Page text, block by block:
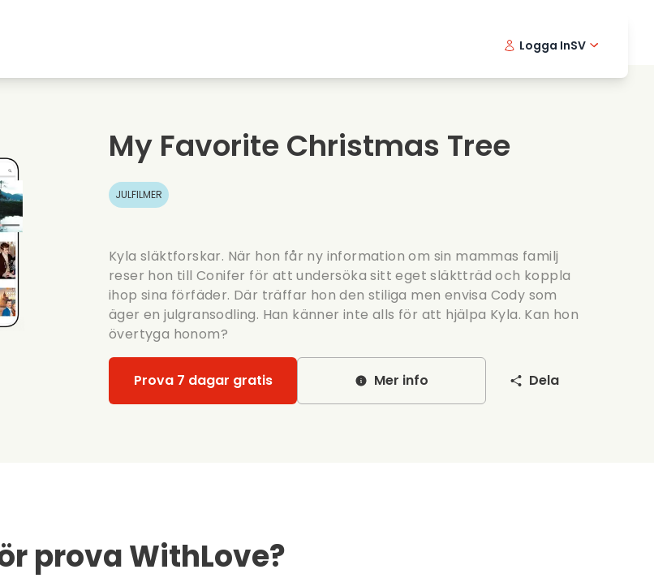
Datingfilmer
Romantiska serier
Brollop
Logga InSV
My Favorite Christmas Tree
JULFILMER
Kyla släktforskar. När hon får ny information om sin mammas familj
reser hon till Conifer för att undersöka sitt eget släktträd och koppla
ihop sina förfäder. Där träffar hon den stiliga men envisa Cody som
äger en julgransodling. Han känner inte alls för att hjälpa Kyla. Kan hon
övertyga honom?
Prova 7 dagar gratis Mer info Dela
prova WithLove?